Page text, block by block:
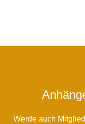
Werde auch